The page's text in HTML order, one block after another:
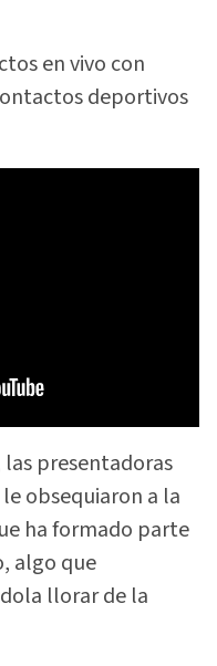
en vivo con
deportivos
presentadoras
obsequiaron a la
ha formado parte
algo que
llorar de la